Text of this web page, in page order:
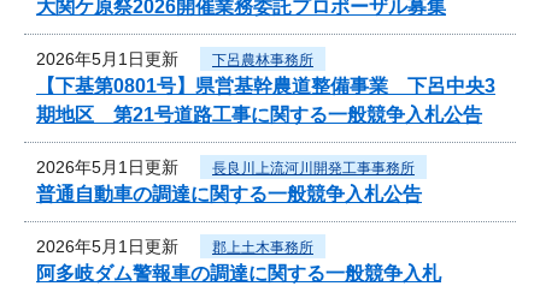
大関ケ原祭2026開催業務委託プロポーザル募集
2026年5月1日更新 下呂農林事務所
【下基第0801号】県営基幹農道整備事業 下呂中央3
期地区 第21号道路工事に関する一般競争入札公告
2026年5月1日更新 長良川上流河川開発工事事務所
普通自動車の調達に関する一般競争入札公告
2026年5月1日更新 郡上土木事務所
阿多岐ダム警報車の調達に関する一般競争入札